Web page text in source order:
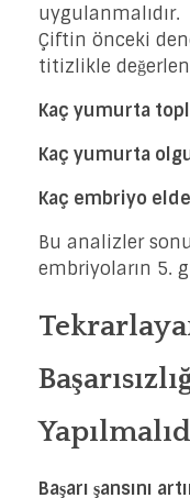
uygulanmalıdır.
Çiftin önceki
titizlikle
Kaç yumurta
Kaç yumurta
Kaç embriyo
Bu analizler
embriyoların 5.
Başarı şansını